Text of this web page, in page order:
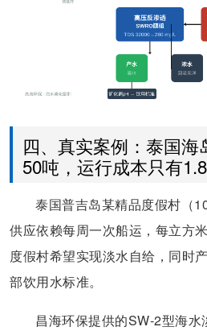
四、真实案例：泰国
50吨，运行成本只有
泰国普吉岛某精品度假村（
供应依赖每周一次船运，每立方
度假村希望实现淡水自给，同时
部饮用水标准。
昌海环保提供的SW-2型海